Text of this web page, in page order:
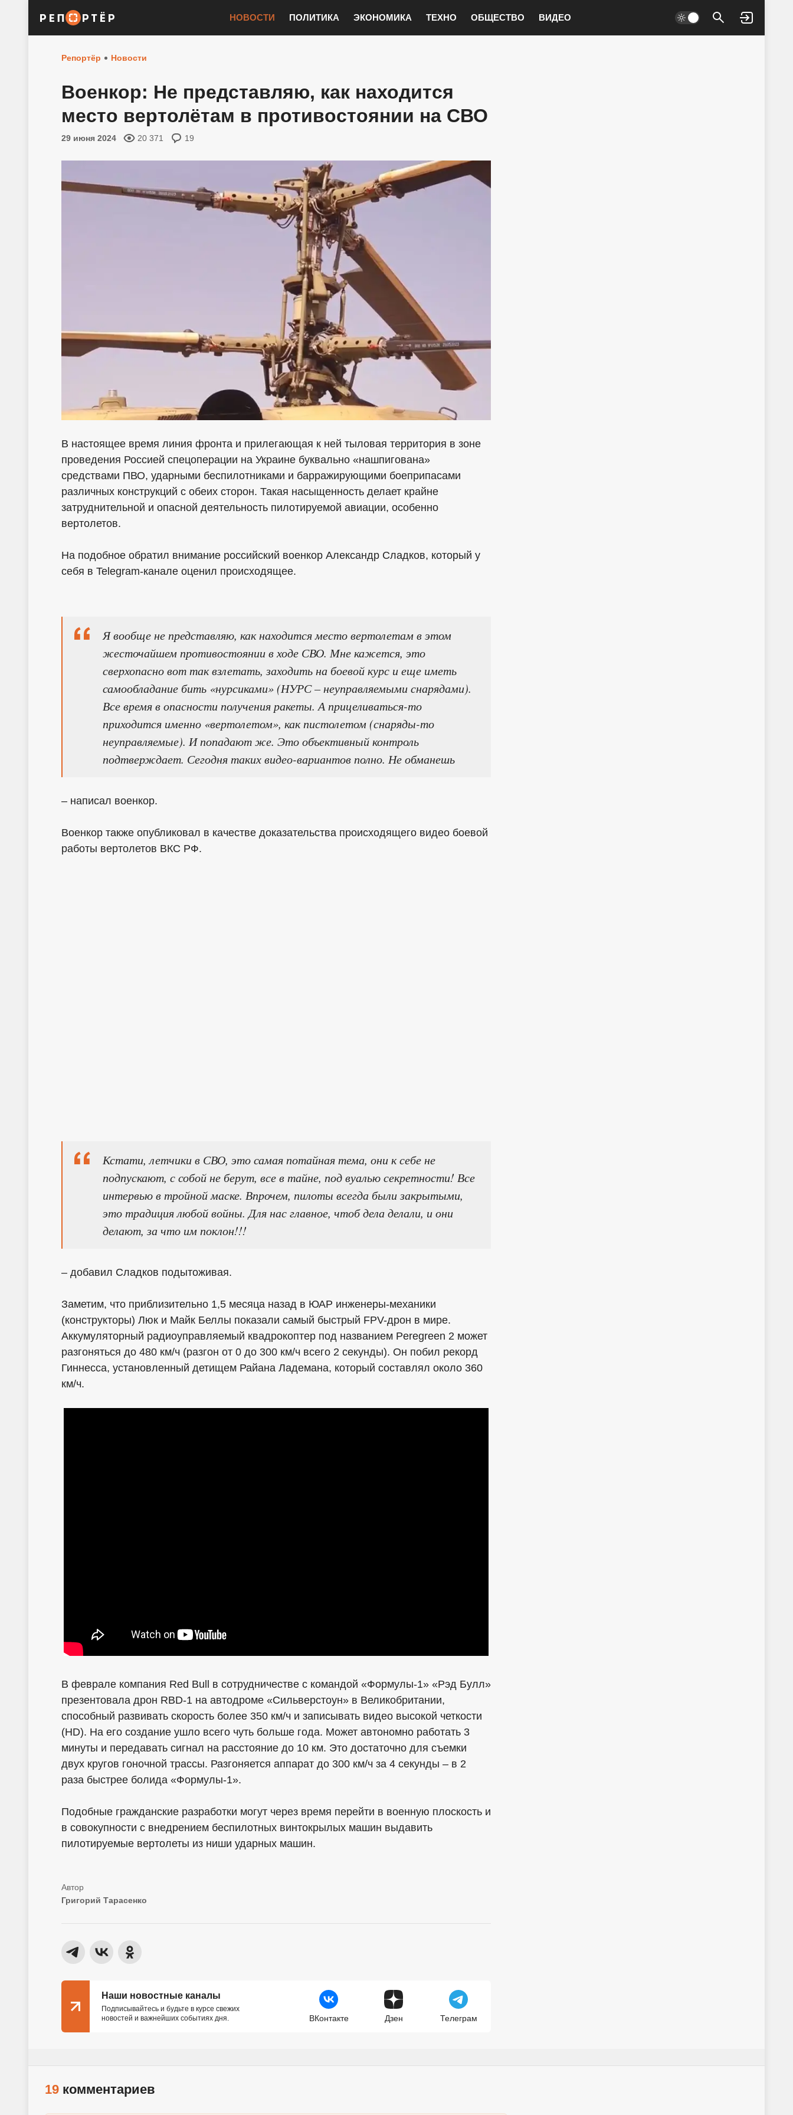
НОВОСТИ ПОЛИТИКА ЭКОНОМИКА ТЕХНО ОБЩЕСТВО ВИДЕО
Войти
Репортёр Новости
Военкор: Не представляю, как находится
место вертолётам в противостоянии на СВО
29 июня 2024 20 371 19
В настоящее время линия фронта и прилегающая к ней тыловая территория в зоне
проведения Россией спецоперации на Украине буквально «нашпигована»
средствами ПВО, ударными беспилотниками и барражирующими боеприпасами
различных конструкций с обеих сторон. Такая насыщенность делает крайне
затруднительной и опасной деятельность пилотируемой авиации, особенно
вертолетов.
На подобное обратил внимание российский военкор Александр Сладков, который у
себя в Telegram-канале оценил происходящее.
Я вообще не представляю, как находится место вертолетам в этом
жесточайшем противостоянии в ходе СВО. Мне кажется, это
сверхопасно вот так взлетать, заходить на боевой курс и еще иметь
самообладание бить «нурсиками» (НУРС – неуправляемыми снарядами).
Все время в опасности получения ракеты. А прицеливаться-то
приходится именно «вертолетом», как пистолетом (снаряды-то
неуправляемые). И попадают же. Это объективный контроль
подтверждает. Сегодня таких видео-вариантов полно. Не обманешь
– написал военкор.
Военкор также опубликовал в качестве доказательства происходящего видео боевой
работы вертолетов ВКС РФ.
Кстати, летчики в СВО, это самая потайная тема, они к себе не
подпускают, с собой не берут, все в тайне, под вуалью секретности! Все
интервью в тройной маске. Впрочем, пилоты всегда были закрытыми,
это традиция любой войны. Для нас главное, чтоб дела делали, и они
делают, за что им поклон!!!
– добавил Сладков подытоживая.
Заметим, что приблизительно 1,5 месяца назад в ЮАР инженеры-механики
(конструкторы) Люк и Майк Беллы показали самый быстрый FPV-дрон в мире.
Аккумуляторный радиоуправляемый квадрокоптер под названием Peregreen 2 может
разгоняться до 480 км/ч (разгон от 0 до 300 км/ч всего 2 секунды). Он побил рекорд
Гиннесса, установленный детищем Райана Ладемана, который составлял около 360
км/ч.
В феврале компания Red Bull в сотрудничестве с командой «Формулы-1» «Рэд Булл»
презентовала дрон RBD-1 на автодроме «Сильверстоун» в Великобритании,
способный развивать скорость более 350 км/ч и записывать видео высокой четкости
(HD). На его создание ушло всего чуть больше года. Может автономно работать 3
минуты и передавать сигнал на расстояние до 10 км. Это достаточно для съемки
двух кругов гоночной трассы. Разгоняется аппарат до 300 км/ч за 4 секунды – в 2
раза быстрее болида «Формулы-1».
Подобные гражданские разработки могут через время перейти в военную плоскость и
в совокупности с внедрением беспилотных винтокрылых машин выдавить
пилотируемые вертолеты из ниши ударных машин.
Григорий Тарасенко
Наши новостные каналы
Подписывайтесь и будьте в курсе свежих
новостей и важнейших событиях дня.
ВКонтакте Дзен Телеграм
19 комментариев